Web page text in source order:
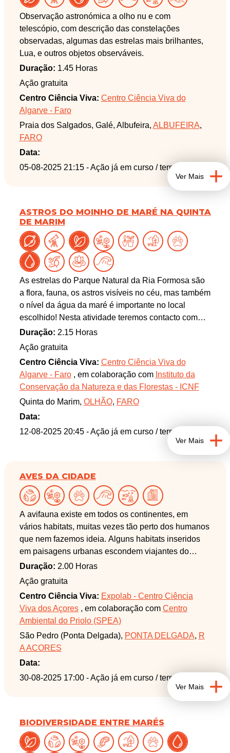
Observação astronómica a olho nu e com
telescópio, com descrição das constelações
observadas, algumas das estrelas mais brilhantes,
Lua, e outros objetos observáveis.
Duração: 1.45 Horas
Ação gratuita
Centro Ciência Viva: Centro Ciência Viva do
Algarve - Faro
Praia dos Salgados, Galé, Albufeira, ALBUFEIRA,
FARO
Data:
05-08-2025 21:15 - Ação já em curso / terminada
Ver Mais
ASTROS DO MOINHO DE MARÉ NA QUINTA
DE MARIM
As estrelas do Parque Natural da Ria Formosa são
a flora, fauna, os astros visíveis no céu, mas também
o nível da água da maré é importante no local
escolhido! Nesta atividade teremos contacto com
todos estes, começando pelos sons das aves, e
terminando nas visões pelo telescópio. Faremos um
breve percurso a pé até ao Moinho de Maré onde a
observação astronómica noturna se realizará.
Poderemos vir a ver ou ouvir mais provavelmente
melros, mochos, morcegos, e aves limícolas. Entre o
Sol se pôr e Saturno nascer, poderemos observar
Lua, enxames de estrelas, nebulosas, entre outros.
Esta ação decorre na área protegida Parque Natural
Duração: 2.15 Horas
Ação gratuita
Centro Ciência Viva: Centro Ciência Viva do
Algarve - Faro, em colaboração com Instituto da
Conservação da Natureza e das Florestas - ICNF
Quinta do Marim, OLHÃO, FARO
Data:
12-08-2025 20:45 - Ação já em curso / terminada
Ver Mais
AVES DA CIDADE
A avifauna existe em todos os continentes, em
vários habitats, muitas vezes tão perto dos humanos
que nem fazemos ideia. Alguns habitats inseridos
em paisagens urbanas escondem viajantes do
mundo. Venha explorar esses habitats costeiros de
Ponta Delgada.
Duração: 2.00 Horas
Ação gratuita
Centro Ciência Viva: Expolab - Centro Ciência
Viva dos Açores, em colaboração com Centro
Ambiental do Priolo (SPEA)
São Pedro (Ponta Delgada), PONTA DELGADA, R
A ACORES
Data:
30-08-2025 17:00 - Ação já em curso / terminada
Ver Mais
BIODIVERSIDADE ENTRE MARÉS